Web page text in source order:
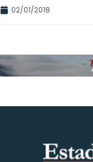
02/01/2018